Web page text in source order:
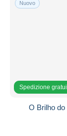
Nuovo
Spedizione
O Brilho